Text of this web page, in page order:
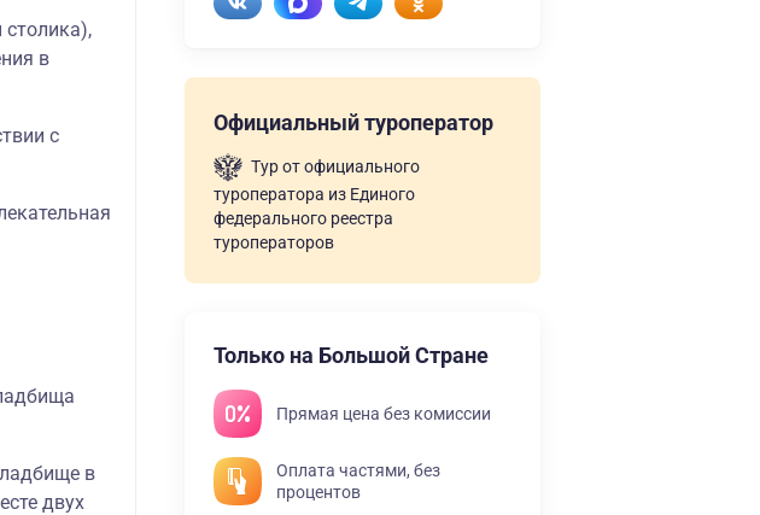
столика),
в
с
в
двух
Официальный туроператор
Тур от официального
туроператора из Единого
федерального реестра
туроператоров
Только на Большой Стране
Прямая цена без комиссии
Оплата частями, без
процентов